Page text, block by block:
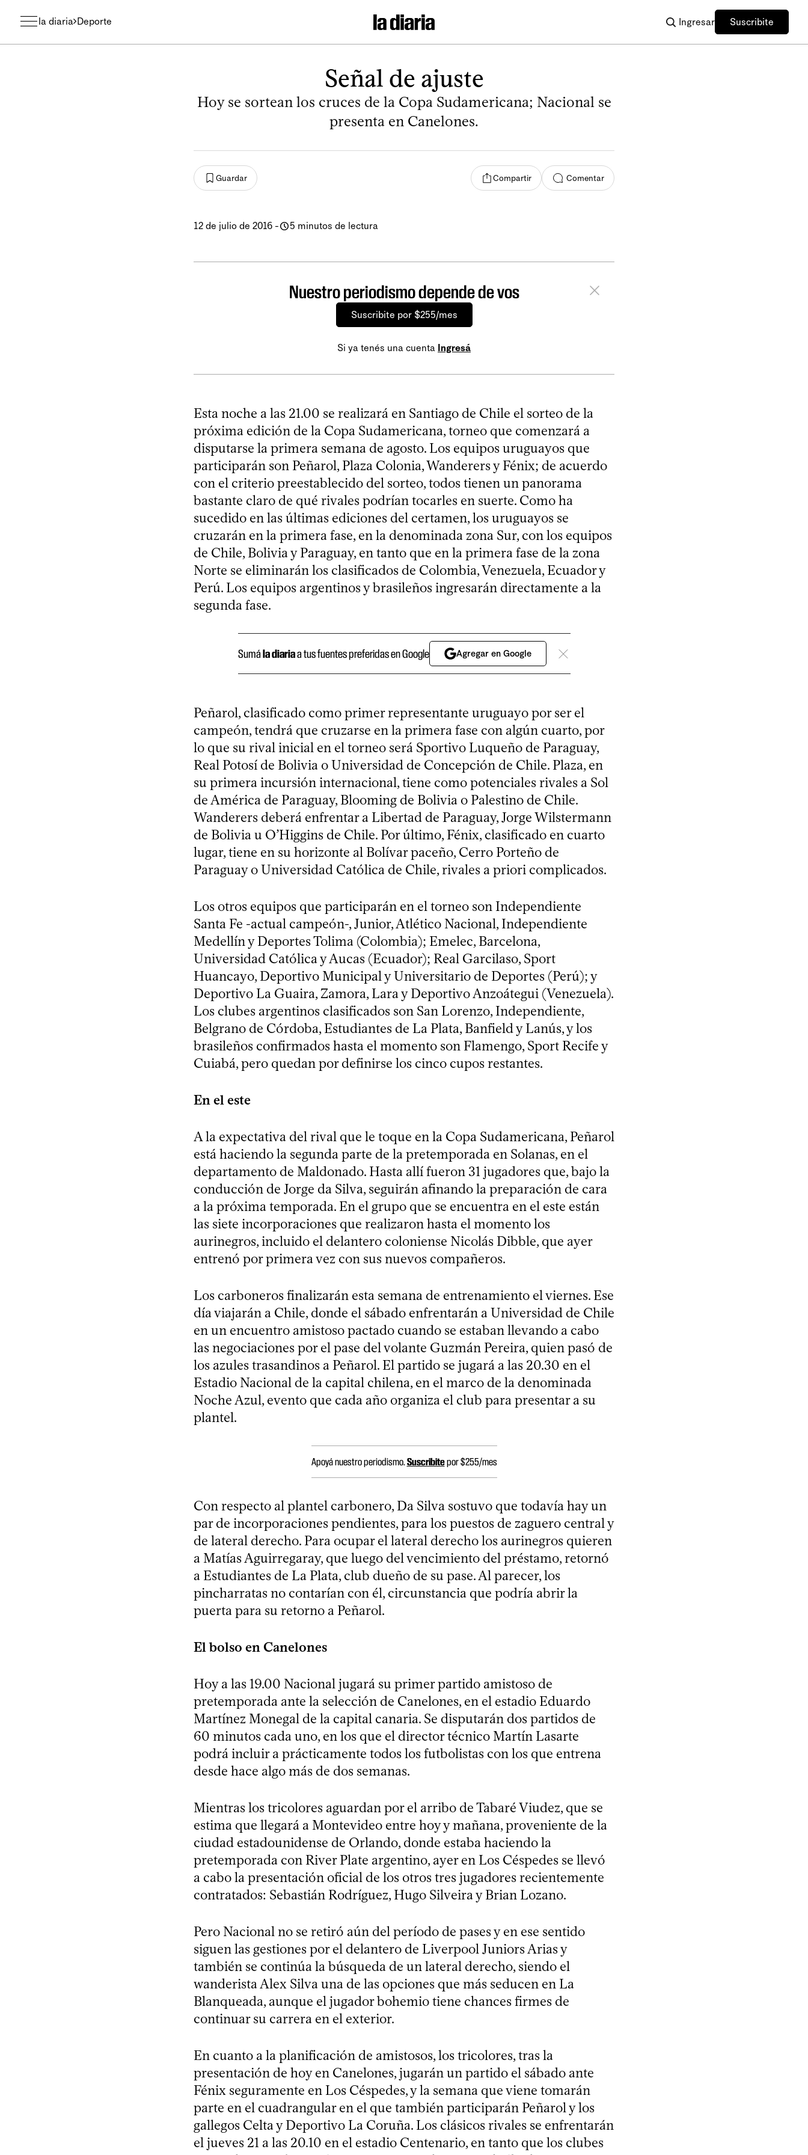
la diaria Deporte Ingresar Suscribite
Señal de ajuste
Hoy se sortean los cruces de la Copa Sudamericana; Nacional se
presenta en Canelones.
Guardar Compartir Comentar
12 de julio de 2016 - 5 minutos de lectura
Nuestro periodismo depende de vos
Suscribite por $255/mes
Si ya tenés una cuenta Ingresá
Esta noche a las 21.00 se realizará en Santiago de Chile el sorteo de la
próxima edición de la Copa Sudamericana, torneo que comenzará a
disputarse la primera semana de agosto. Los equipos uruguayos que
participarán son Peñarol, Plaza Colonia, Wanderers y Fénix; de acuerdo
con el criterio preestablecido del sorteo, todos tienen un panorama
bastante claro de qué rivales podrían tocarles en suerte. Como ha
sucedido en las últimas ediciones del certamen, los uruguayos se
cruzarán en la primera fase, en la denominada zona Sur, con los equipos
de Chile, Bolivia y Paraguay, en tanto que en la primera fase de la zona
Norte se eliminarán los clasificados de Colombia, Venezuela, Ecuador y
Perú. Los equipos argentinos y brasileños ingresarán directamente a la
segunda fase.
Sumála diariaa tus fuentes preferidas en Google Agregar en Google
Peñarol, clasificado como primer representante uruguayo por ser el
campeón, tendrá que cruzarse en la primera fase con algún cuarto, por
lo que su rival inicial en el torneo será Sportivo Luqueño de Paraguay,
Real Potosí de Bolivia o Universidad de Concepción de Chile. Plaza, en
su primera incursión internacional, tiene como potenciales rivales a Sol
de América de Paraguay, Blooming de Bolivia o Palestino de Chile.
Wanderers deberá enfrentar a Libertad de Paraguay, Jorge Wilstermann
de Bolivia u O’Higgins de Chile. Por último, Fénix, clasificado en cuarto
lugar, tiene en su horizonte al Bolívar paceño, Cerro Porteño de
Paraguay o Universidad Católica de Chile, rivales a priori complicados.
Los otros equipos que participarán en el torneo son Independiente
Santa Fe -actual campeón-, Junior, Atlético Nacional, Independiente
Medellín y Deportes Tolima (Colombia); Emelec, Barcelona,
Universidad Católica y Aucas (Ecuador); Real Garcilaso, Sport
Huancayo, Deportivo Municipal y Universitario de Deportes (Perú); y
Deportivo La Guaira, Zamora, Lara y Deportivo Anzoátegui (Venezuela).
Los clubes argentinos clasificados son San Lorenzo, Independiente,
Belgrano de Córdoba, Estudiantes de La Plata, Banfield y Lanús, y los
brasileños confirmados hasta el momento son Flamengo, Sport Recife y
Cuiabá, pero quedan por definirse los cinco cupos restantes.
En el este
A la expectativa del rival que le toque en la Copa Sudamericana, Peñarol
está haciendo la segunda parte de la pretemporada en Solanas, en el
departamento de Maldonado. Hasta allí fueron 31 jugadores que, bajo la
conducción de Jorge da Silva, seguirán afinando la preparación de cara
a la próxima temporada. En el grupo que se encuentra en el este están
las siete incorporaciones que realizaron hasta el momento los
aurinegros, incluido el delantero coloniense Nicolás Dibble, que ayer
entrenó por primera vez con sus nuevos compañeros.
Los carboneros finalizarán esta semana de entrenamiento el viernes. Ese
día viajarán a Chile, donde el sábado enfrentarán a Universidad de Chile
en un encuentro amistoso pactado cuando se estaban llevando a cabo
las negociaciones por el pase del volante Guzmán Pereira, quien pasó de
los azules trasandinos a Peñarol. El partido se jugará a las 20.30 en el
Estadio Nacional de la capital chilena, en el marco de la denominada
Noche Azul, evento que cada año organiza el club para presentar a su
plantel.
Apoyá nuestro periodismo.Suscribitepor $255/mes
Con respecto al plantel carbonero, Da Silva sostuvo que todavía hay un
par de incorporaciones pendientes, para los puestos de zaguero central y
de lateral derecho. Para ocupar el lateral derecho los aurinegros quieren
a Matías Aguirregaray, que luego del vencimiento del préstamo, retornó
a Estudiantes de La Plata, club dueño de su pase. Al parecer, los
pincharratas no contarían con él, circunstancia que podría abrir la
puerta para su retorno a Peñarol.
El bolso en Canelones
Hoy a las 19.00 Nacional jugará su primer partido amistoso de
pretemporada ante la selección de Canelones, en el estadio Eduardo
Martínez Monegal de la capital canaria. Se disputarán dos partidos de
60 minutos cada uno, en los que el director técnico Martín Lasarte
podrá incluir a prácticamente todos los futbolistas con los que entrena
desde hace algo más de dos semanas.
Mientras los tricolores aguardan por el arribo de Tabaré Viudez, que se
estima que llegará a Montevideo entre hoy y mañana, proveniente de la
ciudad estadounidense de Orlando, donde estaba haciendo la
pretemporada con River Plate argentino, ayer en Los Céspedes se llevó
a cabo la presentación oficial de los otros tres jugadores recientemente
contratados: Sebastián Rodríguez, Hugo Silveira y Brian Lozano.
Pero Nacional no se retiró aún del período de pases y en ese sentido
siguen las gestiones por el delantero de Liverpool Juniors Arias y
también se continúa la búsqueda de un lateral derecho, siendo el
wanderista Alex Silva una de las opciones que más seducen en La
Blanqueada, aunque el jugador bohemio tiene chances firmes de
continuar su carrera en el exterior.
En cuanto a la planificación de amistosos, los tricolores, tras la
presentación de hoy en Canelones, jugarán un partido el sábado ante
Fénix seguramente en Los Céspedes, y la semana que viene tomarán
parte en el cuadrangular en el que también participarán Peñarol y los
gallegos Celta y Deportivo La Coruña. Los clásicos rivales se enfrentarán
el jueves 21 a las 20.10 en el estadio Centenario, en tanto que los clubes